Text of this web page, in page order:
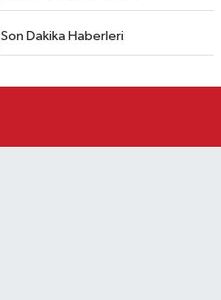
Son Dakika Haberleri